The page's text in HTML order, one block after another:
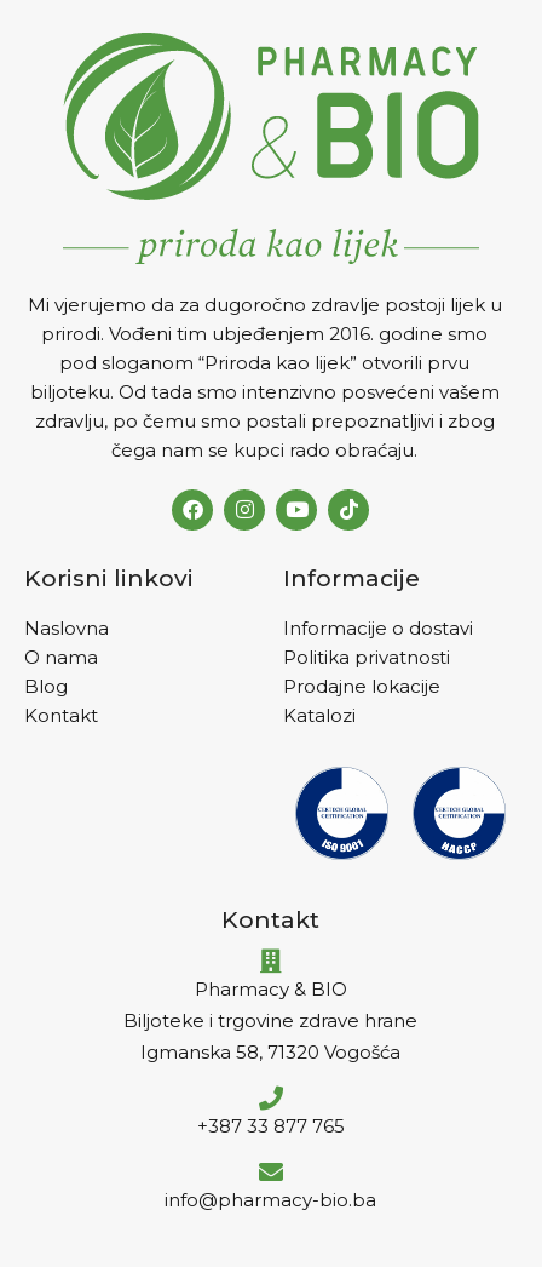
djelovati na organizam ili
nakon njih.
Mi vjerujemo da za dugoročno zdravlje postoji lijek u
prirodi. Vođeni tim ubjeđenjem 2016. godine smo
pod sloganom “Priroda kao lijek” otvorili prvu
biljoteku. Od tada smo intenzivno posvećeni vašem
zdravlju, po čemu smo postali prepoznatljivi i zbog
čega nam se kupci rado obraćaju.
Korisni linkovi
Naslovna
O nama
Blog
Kontakt
Informacije
Informacije o dostavi
Politika privatnosti
Prodajne lokacije
Katalozi
Kontakt
Pharmacy & BIO
Biljoteke i trgovine zdrave hrane
Igmanska 58, 71320 Vogošća
+387 33 877 765
info@pharmacy-bio.ba